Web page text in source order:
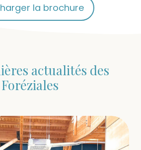
la brochure
actualités des
Foréziales